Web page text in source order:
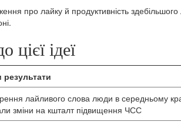
про лайку й продуктивність
ідеї
лайливого слова люди в середньому
зміни на кшталт підвищення ЧСС